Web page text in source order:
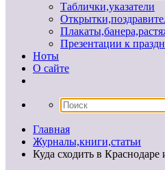
Таблички,указатели
Презентации к
Ноты
О сайте
Главная
Журналы,книги,статьи
Куда сходить в Краснодаре